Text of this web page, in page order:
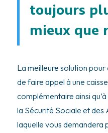
toujours
mieux que
La meilleure solution
de faire appel à une
complémentaire ainsi
la Sécurité Sociale et des
laquelle vous demandera